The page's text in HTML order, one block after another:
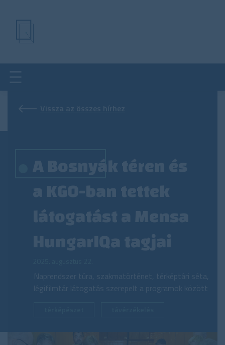
Vissza az összes hírhez
A Bosnyák téren és
a KGO-ban tettek
látogatást a Mensa
HungarIQa tagjai
Naprendszer túra, szakmatörténet, térképtári séta,
légifilmtár látogatás szerepelt a programok között